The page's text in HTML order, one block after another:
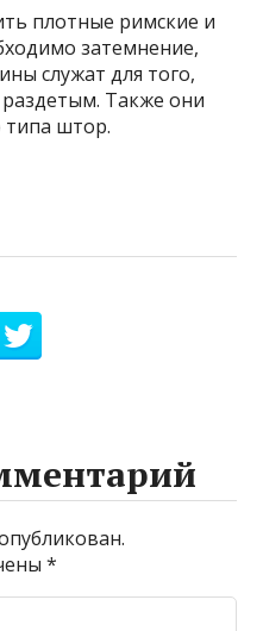
плотные римские и
затемнение,
служат для того,
Также они
типа штор.
*